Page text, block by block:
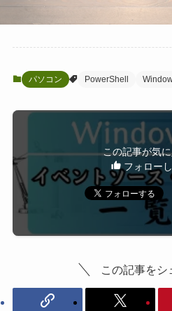
パソコン PowerShell
この記事が気
フォロー
この記事をシ